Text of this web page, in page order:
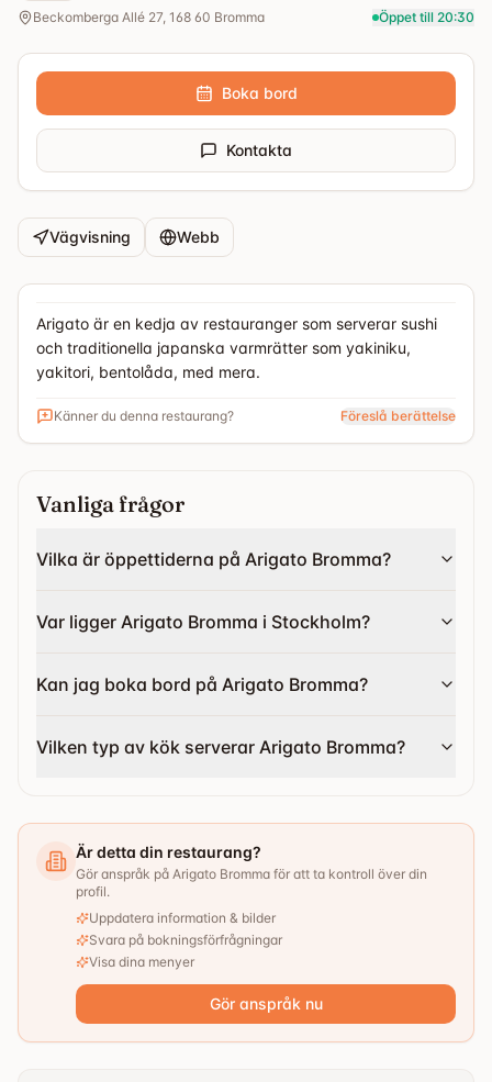
Beckomberga Allé 27, 168 60 Bromma Öppet till 20:30
Boka bord
Kontakta
Vägvisning Webb
Arigato är en kedja av restauranger som serverar sushi
och traditionella japanska varmrätter som yakiniku,
yakitori, bentolåda, med mera.
Känner du denna restaurang? Föreslå berättelse
Vanliga frågor
Vilka är öppettiderna på Arigato Bromma?
Var ligger Arigato Bromma i Stockholm?
Kan jag boka bord på Arigato Bromma?
Vilken typ av kök serverar Arigato Bromma?
Är detta din restaurang?
Gör anspråk på Arigato Bromma för att ta kontroll över din
profil.
Uppdatera information & bilder
Svara på bokningsförfrågningar
Visa dina menyer
Gör anspråk nu